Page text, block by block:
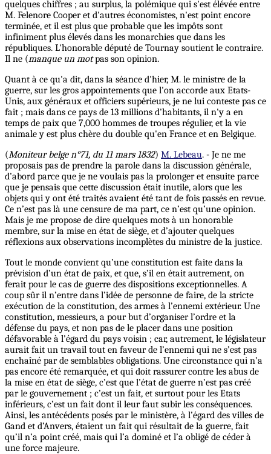
quelques chiffres ; au surplus, la polémique qui s'est élévée entre
M. Felenore Cooper et d'autres économistes, n'est point encore
terminée, et il est plus que probable que les impôts sont
infiniment plus élevés dans les monarchies que dans les
républiques. L'honorable député de Tournay soutient le contraire.
Il ne (manque un motpas son opinion.
Quant à ce qu'a dit, dans la séance d'hier, M. le ministre de la
guerre, sur les gros appointements que l'on accorde aux Etats-
Unis, aux généraux et officiers supérieurs, je ne lui conteste pas ce
fait ; mais dans ce pays de 13 millions d'habitants, il n'y a en
temps de paix que 7,000 hommes de troupes régulier, et la vie
animale y est plus chère du double qu'en France et en Belgique.
(Moniteur belge n°71, du 11 mars 1832) M. Lebeau. - Je ne me
proposais pas de prendre la parole dans la discussion générale,
d’abord parce que je ne voulais pas la prolonger et ensuite parce
que je pensais que cette discussion était inutile, alors que les
objets qui y ont été traités avaient été tant de fois passés en revue.
Ce n’est pas là une censure de ma part, ce n’est qu’une opinion.
Mais je me propose de dire quelques mots à un honorable
membre, sur la mise en état de siège, et d’ajouter quelques
réflexions aux observations incomplètes du ministre de la justice.
Tout le monde convient qu’une constitution est faite dans la
prévision d’un état de paix, et que, s’il en était autrement, on
ferait pour le cas de guerre des dispositions exceptionnelles. A
coup sûr il n’entre dans l’idée de personne de faire, de la stricte
exécution de la constitution, des armes à l’ennemi extérieur. Une
constitution, messieurs, a pour but d’organiser l’ordre et la
défense du pays, et non pas de le placer dans une position
défavorable à l’égard du pays voisin ; car, autrement, le législateur
aurait fait un travail tout en faveur de l’ennemi qui ne s’est pas
enchaîné par de semblables obligations. Une circonstance qui n’a
pas encore été remarquée, et qui doit rassurer contre les abus de
la mise en état de siège, c’est que l’état de guerre n’est pas créé
par le gouvernement ; c’est un fait, et surtout pour les Etats
inférieurs, c’est un fait dont il leur faut subir les conséquences.
Ainsi, les antécédents posés par le ministère, à l’égard des villes de
Gand et d’Anvers, étaient un fait qui résultait de la guerre, fait
qu’il n’a point créé, mais qui l’a dominé et l’a obligé de céder à
une force majeure.